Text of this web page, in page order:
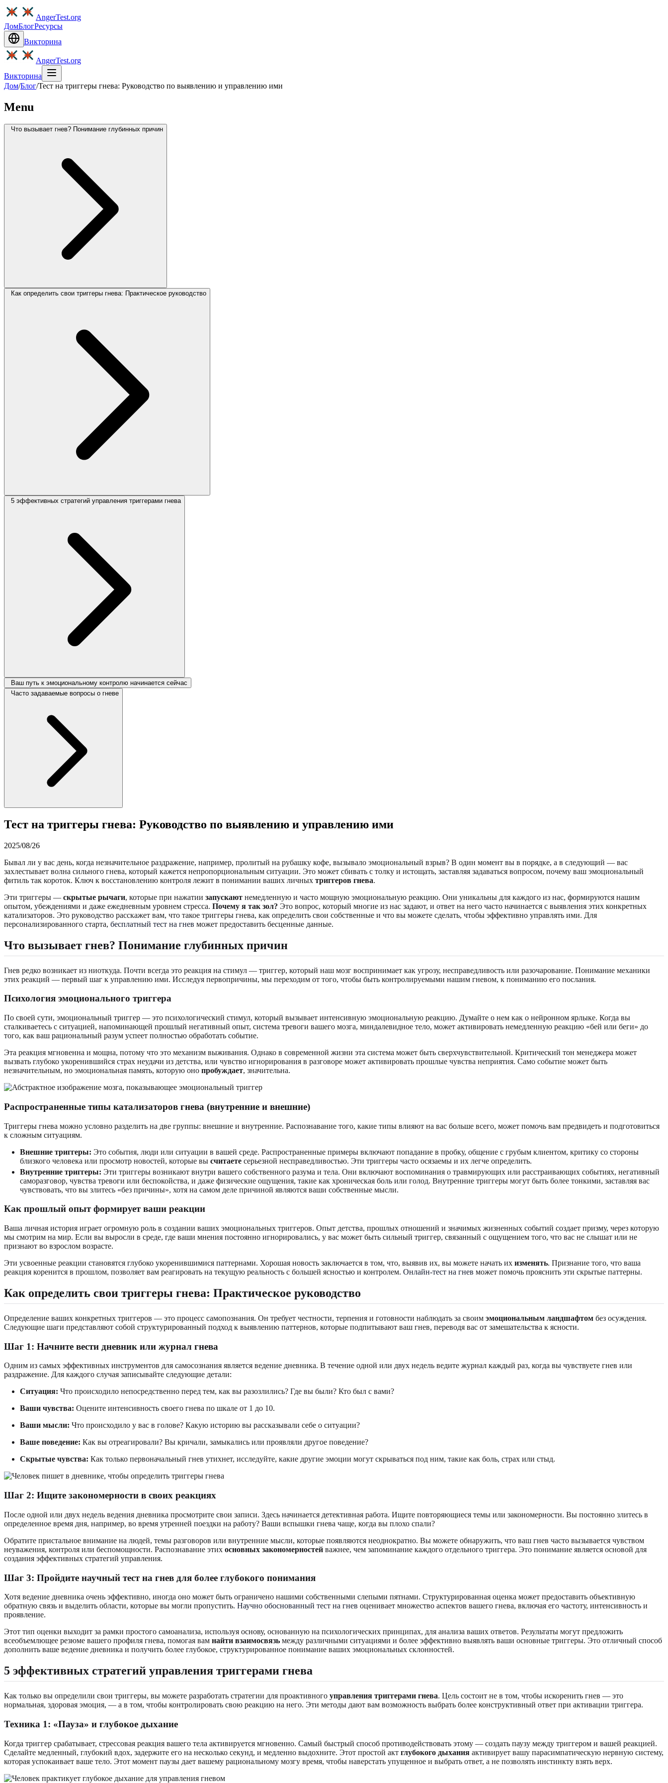
AngerTest.org
ДомБлогРесурсы
Викторина
AngerTest.org
Викторина
Дом/Блог/Тест на триггеры гнева: Руководство по выявлению и управлению ими
Menu
Что вызывает гнев? Понимание глубинных причин
Как определить свои триггеры гнева: Практическое руководство
5 эффективных стратегий управления триггерами гнева
Ваш путь к эмоциональному контролю начинается сейчас
Часто задаваемые вопросы о гневе
Тест на триггеры гнева: Руководство по выявлению и управлению ими
2025/08/26
Бывал ли у вас день, когда незначительное раздражение, например, пролитый на рубашку кофе, вызывало эмоциональный взрыв? В один момент вы в порядке, а в следующий — вас
захлестывает волна сильного гнева, который кажется непропорциональным ситуации. Это может сбивать с толку и истощать, заставляя задаваться вопросом, почему ваш эмоциональный
фитиль так короток. Ключ к восстановлению контроля лежит в понимании ваших личных триггеров гнева.
Эти триггеры — скрытые рычаги, которые при нажатии запускают немедленную и часто мощную эмоциональную реакцию. Они уникальны для каждого из нас, формируются нашим
опытом, убеждениями и даже ежедневным уровнем стресса. Почему я так зол? Это вопрос, который многие из нас задают, и ответ на него часто начинается с выявления этих конкретных
катализаторов. Это руководство расскажет вам, что такое триггеры гнева, как определить свои собственные и что вы можете сделать, чтобы эффективно управлять ими. Для
персонализированного старта, бесплатный тест на гнев может предоставить бесценные данные.
Что вызывает гнев? Понимание глубинных причин
Гнев редко возникает из ниоткуда. Почти всегда это реакция на стимул — триггер, который наш мозг воспринимает как угрозу, несправедливость или разочарование. Понимание механики
этих реакций — первый шаг к управлению ими. Исследуя первопричины, мы переходим от того, чтобы быть контролируемыми нашим гневом, к пониманию его послания.
Психология эмоционального триггера
По своей сути, эмоциональный триггер — это психологический стимул, который вызывает интенсивную эмоциональную реакцию. Думайте о нем как о нейронном ярлыке. Когда вы
сталкиваетесь с ситуацией, напоминающей прошлый негативный опыт, система тревоги вашего мозга, миндалевидное тело, может активировать немедленную реакцию «бей или беги» до
того, как ваш рациональный разум успеет полностью обработать событие.
Эта реакция мгновенна и мощна, потому что это механизм выживания. Однако в современной жизни эта система может быть сверхчувствительной. Критический тон менеджера может
вызвать глубоко укоренившийся страх неудачи из детства, или чувство игнорирования в разговоре может активировать прошлые чувства неприятия. Само событие может быть
незначительным, но эмоциональная память, которую оно пробуждает, значительна.
Распространенные типы катализаторов гнева (внутренние и внешние)
Триггеры гнева можно условно разделить на две группы: внешние и внутренние. Распознавание того, какие типы влияют на вас больше всего, может помочь вам предвидеть и подготовиться
к сложным ситуациям.
Внешние триггеры: Это события, люди или ситуации в вашей среде. Распространенные примеры включают попадание в пробку, общение с грубым клиентом, критику со стороны
близкого человека или просмотр новостей, которые вы считаете серьезной несправедливостью. Эти триггеры часто осязаемы и их легче определить.
Внутренние триггеры: Эти триггеры возникают внутри вашего собственного разума и тела. Они включают воспоминания о травмирующих или расстраивающих событиях, негативный
саморазговор, чувства тревоги или беспокойства, и даже физические ощущения, такие как хроническая боль или голод. Внутренние триггеры могут быть более тонкими, заставляя вас
чувствовать, что вы злитесь «без причины», хотя на самом деле причиной являются ваши собственные мысли.
Как прошлый опыт формирует ваши реакции
Ваша личная история играет огромную роль в создании ваших эмоциональных триггеров. Опыт детства, прошлых отношений и значимых жизненных событий создает призму, через которую
мы смотрим на мир. Если вы выросли в среде, где ваши мнения постоянно игнорировались, у вас может быть сильный триггер, связанный с ощущением того, что вас не слышат или не
признают во взрослом возрасте.
Эти усвоенные реакции становятся глубоко укоренившимися паттернами. Хорошая новость заключается в том, что, выявив их, вы можете начать их изменять. Признание того, что ваша
реакция коренится в прошлом, позволяет вам реагировать на текущую реальность с большей ясностью и контролем. Онлайн-тест на гнев может помочь прояснить эти скрытые паттерны.
Как определить свои триггеры гнева: Практическое руководство
Определение ваших конкретных триггеров — это процесс самопознания. Он требует честности, терпения и готовности наблюдать за своим эмоциональным ландшафтом без осуждения.
Следующие шаги представляют собой структурированный подход к выявлению паттернов, которые подпитывают ваш гнев, переводя вас от замешательства к ясности.
Шаг 1: Начните вести дневник или журнал гнева
Одним из самых эффективных инструментов для самосознания является ведение дневника. В течение одной или двух недель ведите журнал каждый раз, когда вы чувствуете гнев или
раздражение. Для каждого случая записывайте следующие детали:
Ситуация: Что происходило непосредственно перед тем, как вы разозлились? Где вы были? Кто был с вами?
Ваши чувства: Оцените интенсивность своего гнева по шкале от 1 до 10.
Ваши мысли: Что происходило у вас в голове? Какую историю вы рассказывали себе о ситуации?
Ваше поведение: Как вы отреагировали? Вы кричали, замыкались или проявляли другое поведение?
Скрытые чувства: Как только первоначальный гнев утихнет, исследуйте, какие другие эмоции могут скрываться под ним, такие как боль, страх или стыд.
Шаг 2: Ищите закономерности в своих реакциях
После одной или двух недель ведения дневника просмотрите свои записи. Здесь начинается детективная работа. Ищите повторяющиеся темы или закономерности. Вы постоянно злитесь в
определенное время дня, например, во время утренней поездки на работу? Ваши вспышки гнева чаще, когда вы плохо спали?
Обратите пристальное внимание на людей, темы разговоров или внутренние мысли, которые появляются неоднократно. Вы можете обнаружить, что ваш гнев часто вызывается чувством
неуважения, контроля или беспомощности. Распознавание этих основных закономерностей важнее, чем запоминание каждого отдельного триггера. Это понимание является основой для
создания эффективных стратегий управления.
Шаг 3: Пройдите научный тест на гнев для более глубокого понимания
Хотя ведение дневника очень эффективно, иногда оно может быть ограничено нашими собственными слепыми пятнами. Структурированная оценка может предоставить объективную
обратную связь и выделить области, которые вы могли пропустить. Научно обоснованный тест на гнев оценивает множество аспектов вашего гнева, включая его частоту, интенсивность и
проявление.
Этот тип оценки выходит за рамки простого самоанализа, используя основу, основанную на психологических принципах, для анализа ваших ответов. Результаты могут предложить
всеобъемлющее резюме вашего профиля гнева, помогая вам найти взаимосвязь между различными ситуациями и более эффективно выявлять ваши основные триггеры. Это отличный способ
дополнить ваше ведение дневника и получить более глубокое, структурированное понимание ваших эмоциональных склонностей.
5 эффективных стратегий управления триггерами гнева
Как только вы определили свои триггеры, вы можете разработать стратегии для проактивного управления триггерами гнева. Цель состоит не в том, чтобы искоренить гнев — это
нормальная, здоровая эмоция, — а в том, чтобы контролировать свою реакцию на него. Эти методы дают вам возможность выбрать более конструктивный ответ при активации триггера.
Техника 1: «Пауза» и глубокое дыхание
Когда триггер срабатывает, стрессовая реакция вашего тела активируется мгновенно. Самый быстрый способ противодействовать этому — создать паузу между триггером и вашей реакцией.
Сделайте медленный, глубокий вдох, задержите его на несколько секунд, и медленно выдохните. Этот простой акт глубокого дыхания активирует вашу парасимпатическую нервную систему,
которая успокаивает ваше тело. Этот момент паузы дает вашему рациональному мозгу время, чтобы наверстать упущенное и выбрать ответ, а не позволять инстинкту взять верх.